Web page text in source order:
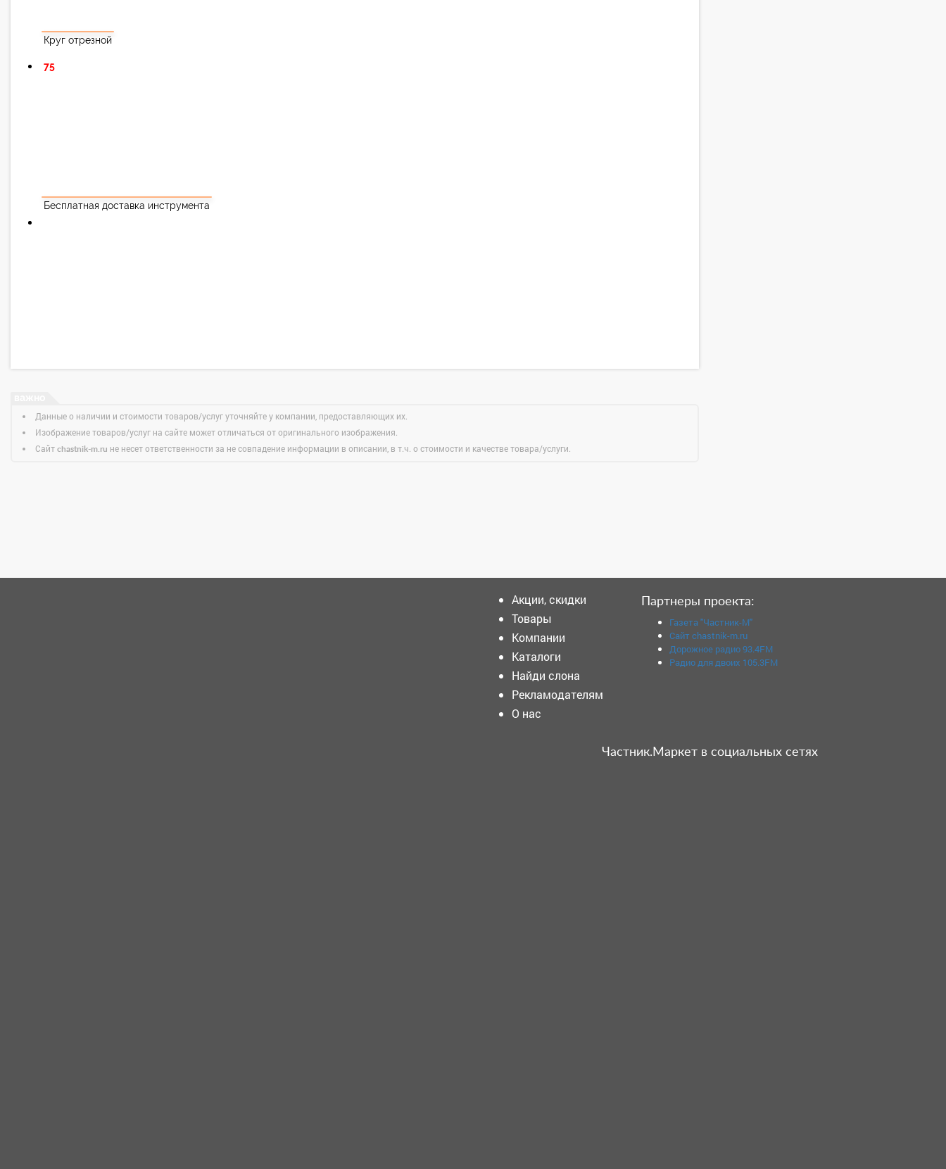
Круг отрезной
75
Бесплатная доставка инструмента
Данные о наличии и стоимости товаров/услуг уточняйте у компании, предоставляющих их.
Изображение товаров/услуг на сайте может отличаться от оригинального изображения.
Сайт chastnik-m.ru не несет ответственности за не совпадение информации в описании, в т.ч. о стоимости и качестве товара/услуги.
Акции, скидки
Товары
Компании
Каталоги
Найди слона
Рекламодателям
О нас
Партнеры проекта:
Газета "Частник-М"
Сайт chastnik-m.ru
Дорожное радио 93.4FM
Радио для двоих 105.3FM
Частник.Маркет в социальных сетях